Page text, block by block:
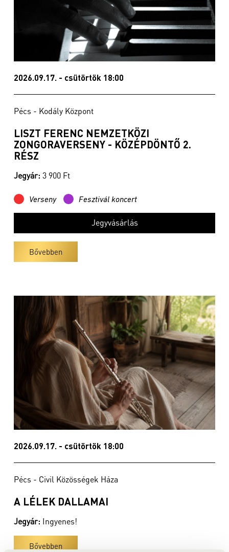
2026.09.17. - csütörtök 18:00
Pécs - Kodály Központ
LISZT FERENC NEMZETKÖZI
ZONGORAVERSENY - KÖZÉPDÖNTŐ 2.
RÉSZ
Jegyár: 3 900 Ft
Verseny Fesztivál koncert
Jegyvásárlás
Bővebben
2026.09.17. - csütörtök 18:00
Pécs - Civil Közösségek Háza
A LÉLEK DALLAMAI
Jegyár: Ingyenes!
Bővebben